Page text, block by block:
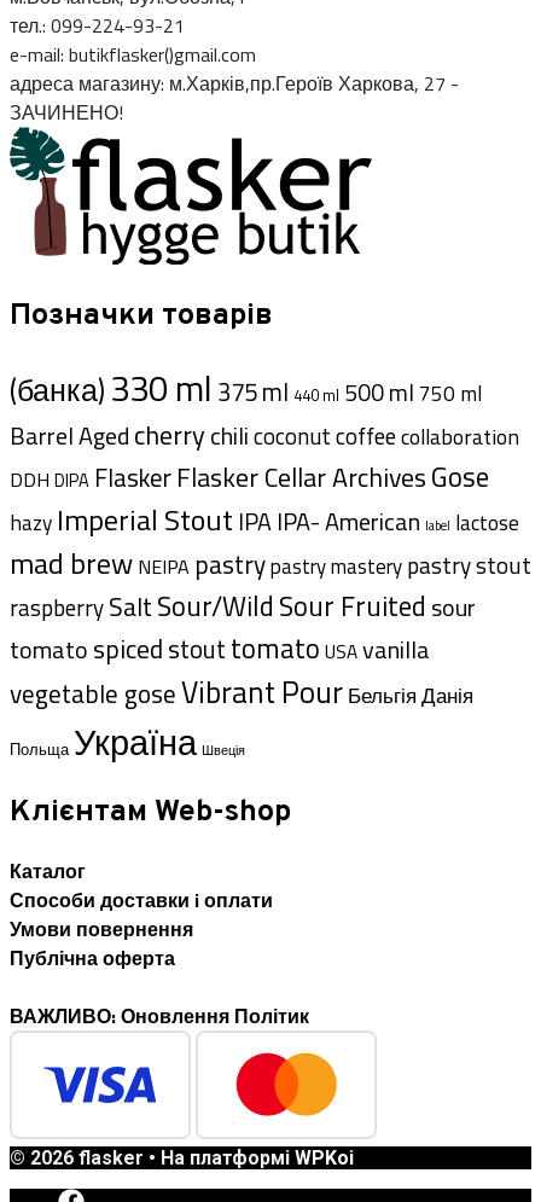
тел.: 099-224-93-21
e-mail: butikflasker()gmail.com
адреса магазину: м.Харків,пр.Героїв Харкова, 27 -
ЗАЧИНЕНО!
Позначки товарів
(банка)330 ml 375 ml 440 ml 500 ml 750 ml
Barrel Agedcherrychilicoconutcoffeecollaboration
DDH DIPA FlaskerFlasker Cellar ArchivesGose
hazy Imperial Stout IPA IPA- American label lactose
mad brew NEIPA pastrypastry masterypastry stout
raspberrySaltSour/Wild Sour Fruited sour
tomatospicedstouttomato USAvanilla
vegetable goseVibrant PourБельгіяДанія
Польща Україна Швеція
Клієнтам Web-shop
Каталог
Способи доставки i оплати
Умови повернення
Публічна оферта
ВАЖЛИВО: Оновлення Політик
© 2026 flasker • На платформі WPKoi